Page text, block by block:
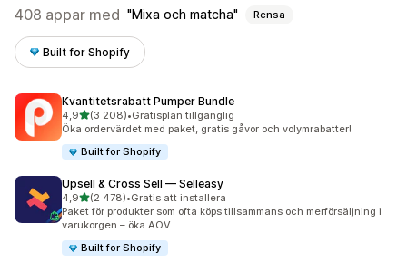
408 appar med Mixa och matcha Rensa
Built for Shopify
Kvantitetsrabatt Pumper Bundle
4,9av 5 stjärnor
(3 208)
3208 recensioner totalt
•Gratisplan tillgänglig
Öka ordervärdet med paket, gratis gåvor och volymrabatter!
Built for Shopify
Upsell & Cross Sell — Selleasy
4,9av 5 stjärnor
(2 478)
2478 recensioner totalt
•Gratis att installera
Paket för produkter som ofta köps tillsammans och merförsäljning i
varukorgen – öka AOV
Built for Shopify